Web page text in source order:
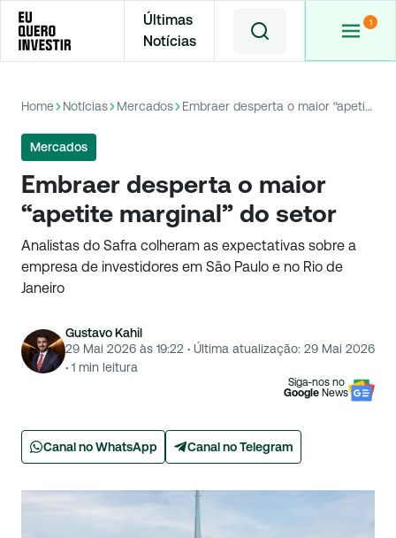
Últimas
Notícias
Home Notícias Mercados Embraer desperta o maior “apetite marginal” do setor
Mercados
Embraer desperta o maior
“apetite marginal” do setor
Analistas do Safra colheram as expectativas sobre a
empresa de investidores em São Paulo e no Rio de
Janeiro
Gustavo Kahil
29 Mai 2026 às 19:22 · Última atualização: 29 Mai 2026
· 1 min leitura
Siga-nos no
Google News
Canal no WhatsApp Canal no Telegram